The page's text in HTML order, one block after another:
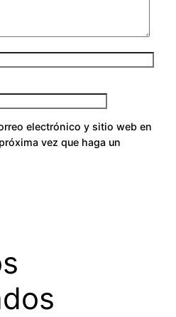
electrónico y sitio web en
vez que haga un